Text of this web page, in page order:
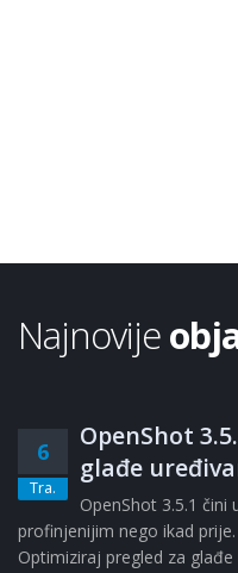
Najnovije
6
Tra.
OpenShot
glađe
OpenShot 3.5.1
profinjenijim nego ikad
Optimiziraj pregled za